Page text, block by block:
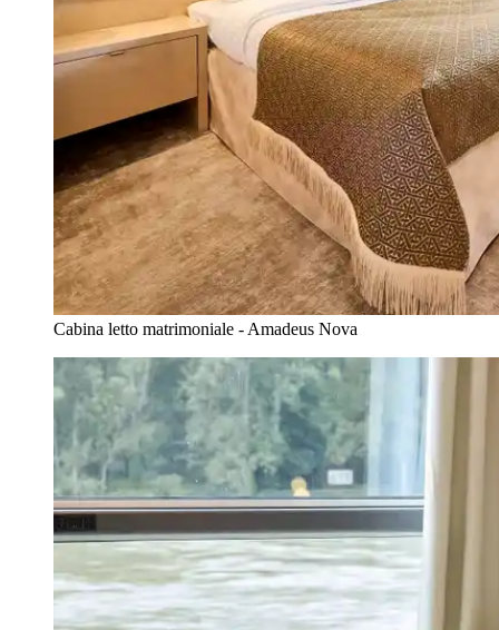
Cabina letto matrimoniale - Amadeus Nova